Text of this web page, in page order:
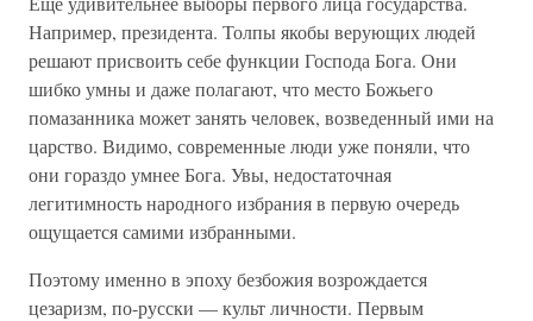
Например, президента. Толпы якобы верующих людей
решают присвоить себе функции Господа Бога. Они
шибко умны и даже полагают, что место Божьего
помазанника может занять человек, возведенный ими на
царство. Видимо, современные люди уже поняли, что
они гораздо умнее Бога. Увы, недостаточная
легитимность народного избрания в первую очередь
ощущается самими избранными.
Поэтому именно в эпоху безбожия возрождается
цезаризм, по-русски — культ личности. Первым